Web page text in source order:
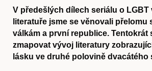
V předešlých dílech seriálu o LGBT
literatuře jsme se věnovali přelomu
válkám a první republice. Tentokrát
zmapovat vývoj literatury
lásku ve druhé polovině dvacátého